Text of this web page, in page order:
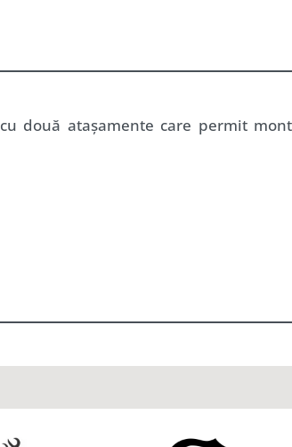
două atașamente care permit